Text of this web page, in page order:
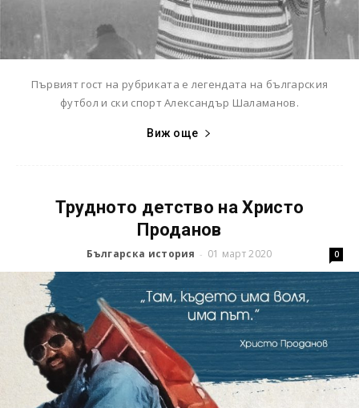
Първият гост на рубриката е легендата на българския
футбол и ски спорт Александър Шаламанов.
Виж още
Трудното детство на Христо
Проданов
Българска история - 01 март 2020 0